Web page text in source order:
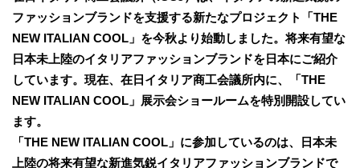
ファッションブランドを支援する新たなプロジェクト「THE
NEW ITALIAN COOL」を今秋より始動しました。将来有望な
日本未上陸のイタリアファッションブランドを日本にご紹介
しています。現在、在日イタリア商工会議所内に、「THE
NEW ITALIAN COOL」展示会ショールームを特別開設してい
ます。
「THE NEW ITALIAN COOL」に参加しているのは、日本未
上陸の将来有望な新進気鋭イタリアファッションブランドで